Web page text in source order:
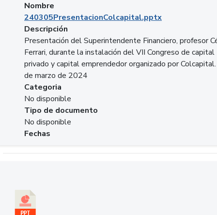
Nombre
240305PresentacionColcapital.pptx
Descripción
Presentación del Superintendente Financiero, profesor
Ferrari, durante la instalación del VII Congreso de capital
privado y capital emprendedor organizado por
de marzo de 2024
Categoria
No disponible
Tipo de documento
No disponible
Fechas